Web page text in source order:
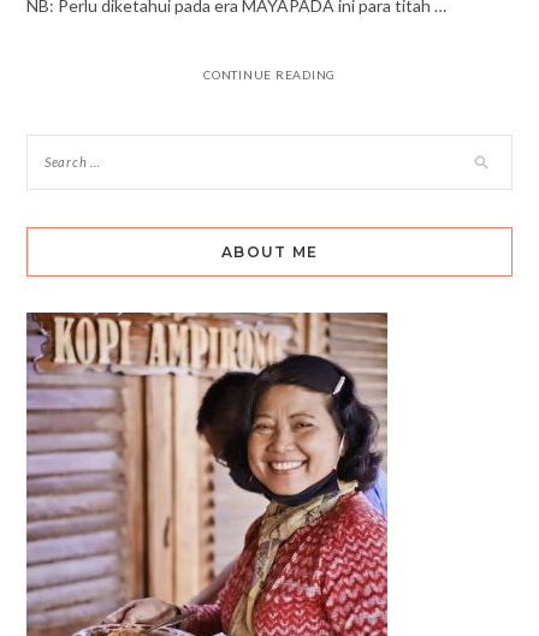
NB: Perlu diketahui pada era MAYAPADA ini para titah …
CONTINUE READING
ABOUT ME